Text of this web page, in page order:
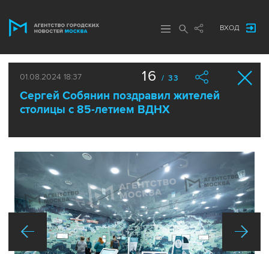
ВХОД
01.08.2024 18:37
Сергей Собянин поздравил жителей
столицы с 85-летием ВДНХ
16 / 33